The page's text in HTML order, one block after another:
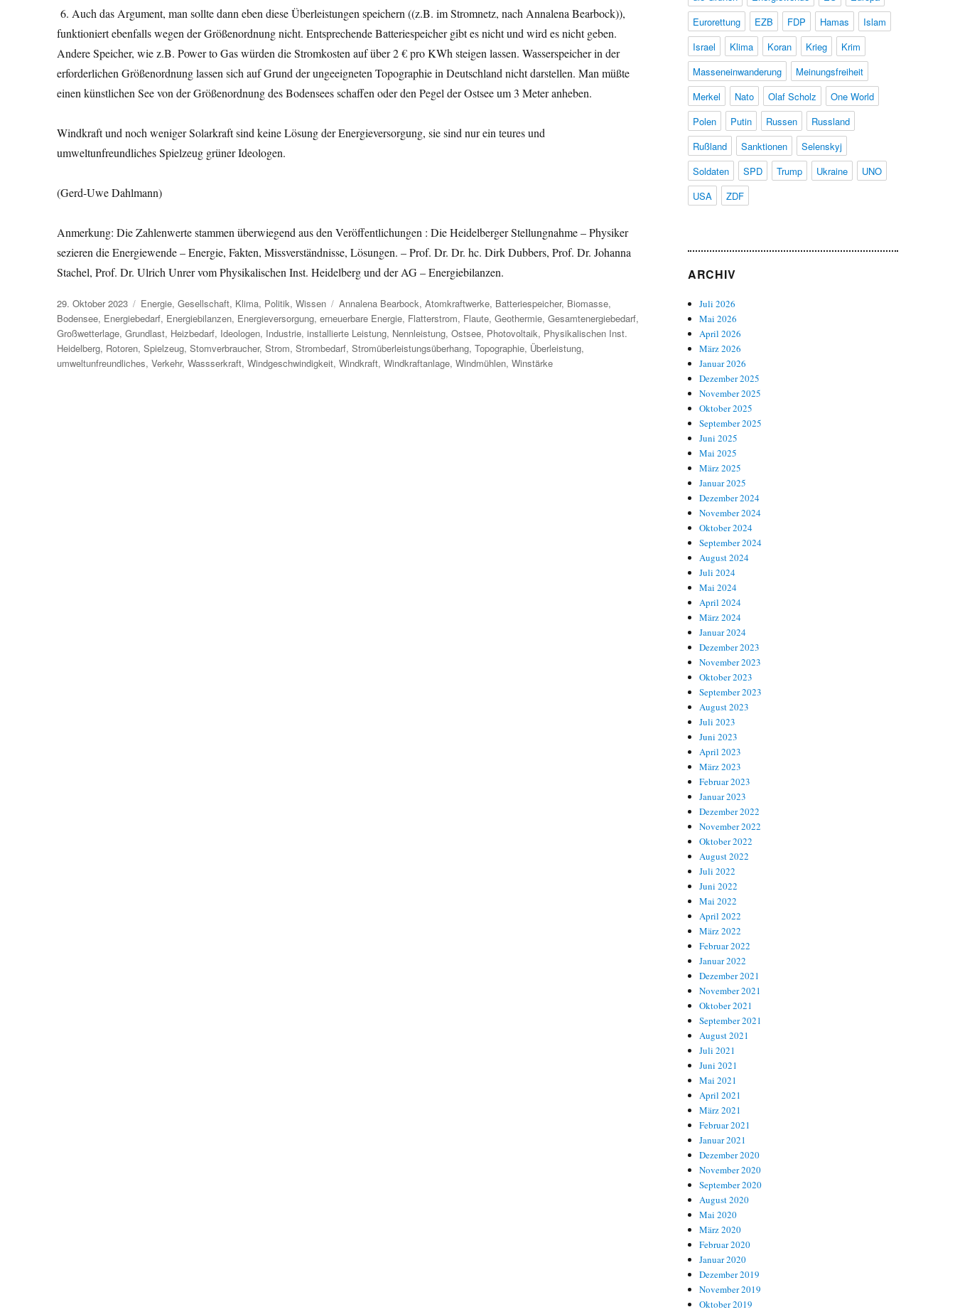
6. Auch das Argument, man sollte dann eben diese Überleistungen speichern ((z.B. im Stromnetz, nach Annalena Bearbock)),
funktioniert ebenfalls wegen der Größenordnung nicht. Entsprechende Batteriespeicher gibt es nicht und wird es nicht geben.
Andere Speicher, wie z.B. Power to Gas würden die Stromkosten auf über 2 € pro KWh steigen lassen. Wasserspeicher in der
erforderlichen Größenordnung lassen sich auf Grund der ungeeigneten Topographie in Deutschland nicht darstellen. Man müßte
einen künstlichen See von der Größenordnung des Bodensees schaffen oder den Pegel der Ostsee um 3 Meter anheben.
Windkraft und noch weniger Solarkraft sind keine Lösung der Energieversorgung, sie sind nur ein teures und
umweltunfreundliches Spielzeug grüner Ideologen.
(Gerd-Uwe Dahlmann)
Anmerkung: Die Zahlenwerte stammen überwiegend aus den Veröffentlichungen : Die Heidelberger Stellungnahme – Physiker
sezieren die Energiewende – Energie, Fakten, Missverständnisse, Lösungen. – Prof. Dr. Dr. hc. Dirk Dubbers, Prof. Dr. Johanna
Stachel, Prof. Dr. Ulrich Unrer vom Physikalischen Inst. Heidelberg und der AG – Energiebilanzen.
Veröffentlicht
am
29. Oktober 2023 Kategorien
Energie,Gesellschaft, Klima, Politik,Wissen Schlagwörter
Annalena Bearbock,Atomkraftwerke, Batteriespeicher, Biomasse,
Bodensee, Energiebedarf, Energiebilanzen, Energieversorgung,erneuerbare Energie, Flatterstrom, Flaute,Geothermie,Gesamtenergiebedarf,
Großwetterlage,Grundlast, Heizbedarf, Ideologen, Industrie,installierte Leistung, Nennleistung,Ostsee, Photovoltaik, Physikalischen Inst.
Heidelberg, Rotoren,Spielzeug,Stomverbraucher,Strom,Strombedarf,Stromüberleistungsüberhang,Topographie, Überleistung,
umweltunfreundliches,Verkehr,Wassserkraft,Windgeschwindigkeit,Windkraft,Windkraftanlage,Windmühlen,Winstärke
Eurorettung
EZB FDP Hamas
Islam
Israel
Klima Koran Krieg
Krim
Masseneinwanderung
Meinungsfreiheit
Merkel
Nato Olaf Scholz
One World
Polen
Putin Russen
Russland
Rußland
Sanktionen
Selenskyj
Soldaten
SPD Trump Ukraine
UNO
USA
ZDF
ARCHIV
Juli 2026
Mai 2026
April 2026
März 2026
Januar 2026
Dezember 2025
November 2025
Oktober 2025
September 2025
Juni 2025
Mai 2025
März 2025
Januar 2025
Dezember 2024
November 2024
Oktober 2024
September 2024
August 2024
Juli 2024
Mai 2024
April 2024
März 2024
Januar 2024
Dezember 2023
November 2023
Oktober 2023
September 2023
August 2023
Juli 2023
Juni 2023
April 2023
März 2023
Februar 2023
Januar 2023
Dezember 2022
November 2022
Oktober 2022
August 2022
Juli 2022
Juni 2022
Mai 2022
April 2022
März 2022
Februar 2022
Januar 2022
Dezember 2021
November 2021
Oktober 2021
September 2021
August 2021
Juli 2021
Juni 2021
Mai 2021
April 2021
März 2021
Februar 2021
Januar 2021
Dezember 2020
November 2020
September 2020
August 2020
Mai 2020
März 2020
Februar 2020
Januar 2020
Dezember 2019
November 2019
Oktober 2019